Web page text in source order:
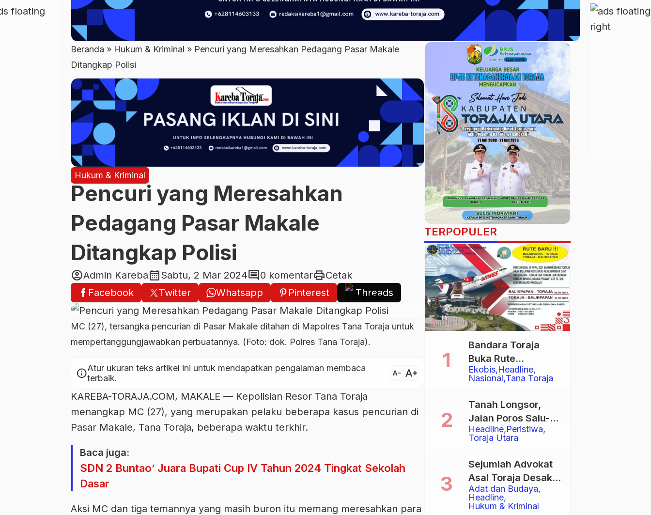
Beranda » Hukum & Kriminal » Pencuri yang Meresahkan Pedagang Pasar Makale
Ditangkap Polisi
Hukum & Kriminal
Pencuri yang Meresahkan
Pedagang Pasar Makale
Ditangkap Polisi
account_circleAdmin Karebacalendar_monthSabtu, 2 Mar 2024comment0 komentarprintCetak
Facebook
Twitter Whatsapp Pinterest Threads
MC (27), tersangka pencurian di Pasar Makale ditahan di Mapolres Tana Toraja untuk
mempertanggungjawabkan perbuatannya. (Foto: dok. Polres Tana Toraja).
infoAtur ukuran teks artikel ini untuk mendapatkan pengalaman membaca
terbaik.
text_decrease text_increase
KAREBA-TORAJA.COM, MAKALE — Kepolisian Resor Tana Toraja
menangkap MC (27), yang merupakan pelaku beberapa kasus pencurian di
Pasar Makale, Tana Toraja, beberapa waktu terkhir.
Baca juga:
SDN 2 Buntao’ Juara Bupati Cup IV Tahun 2024 Tingkat Sekolah
Dasar
Aksi MC dan tiga temannya yang masih buron itu memang meresahkan para
TERPOPULER
Ekobis Headline
Nasional Tana Toraja
Bandara Toraja
Buka Rute
Penerbangan
Langsung Toraja-
Balikpapan
Headline Peristiwa
Toraja Utara
Tanah Longsor,
Jalan Poros Salu-
Dende’ Tertutup
Total
Adat dan Budaya
Headline
Hukum & Kriminal
Sejumlah Advokat
Asal Toraja Desak
Mahkamah Agung
Larang Penggunaan